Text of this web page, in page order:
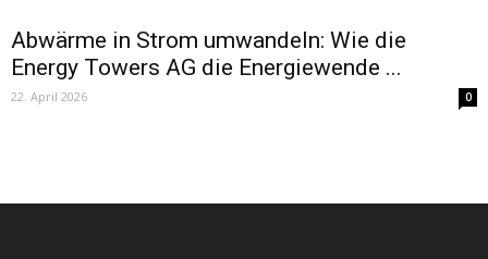
Abwärme in Strom umwandeln: Wie die
Energy Towers AG die Energiewende ...
22. April 2026 0